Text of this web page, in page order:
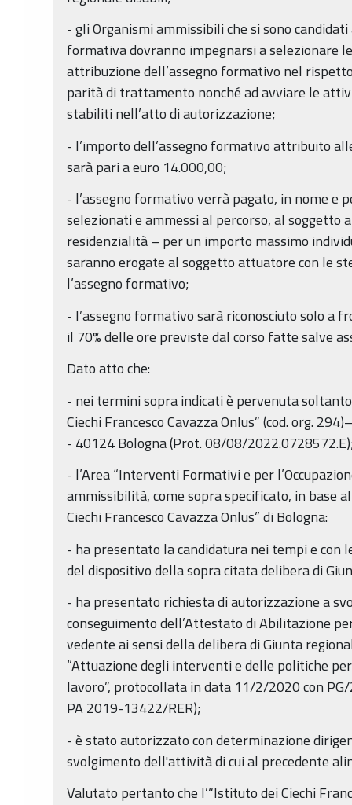
- gli Organismi ammissibili che si sono
formativa dovranno impegnarsi a selezionare
attribuzione dell’assegno formativo nel
parità di trattamento nonché ad avviare le
stabiliti nell’atto di autorizzazione;
- l’importo dell’assegno formativo attribuito
sarà pari a euro 14.000,00;
- l’assegno formativo verrà pagato, in nome e
selezionati e ammessi al percorso, al soggetto
residenzialità – per un importo massimo
saranno erogate al soggetto attuatore con le
l’assegno formativo;
- l’assegno formativo sarà riconosciuto solo a
il 70% delle ore previste dal corso fatte salve
Dato atto che:
- nei termini sopra indicati è pervenuta
Ciechi Francesco Cavazza Onlus” (cod. org.
- 40124 Bologna (Prot. 08/08/
- l’Area “Interventi Formativi e per
ammissibilità, come sopra specificato, in base
Ciechi Francesco Cavazza Onlus” di Bologna:
- ha presentato la candidatura nei tempi e con
del dispositivo della sopra citata delibera di
- ha presentato richiesta di autorizzazione a
conseguimento dell’Attestato di Abilitazione
vedente ai sensi della delibera di Giunta
“Attuazione degli interventi e delle politiche
lavoro”, protocollata in data 11/2/2020 con
PA 2019-13422/RER);
- è stato autorizzato con determinazione
svolgimento dell'attività di cui al precedente
Valutato pertanto che l’“Istituto dei Ciechi